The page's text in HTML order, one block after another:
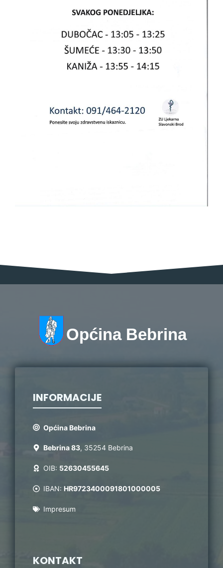
Općina Bebrina
INFORMACIJE
Općina Bebrina
Bebrina 83, 35254 Bebrina
OIB: 52630455645
IBAN: HR9723400091801000005
Impresum
KONTAKT